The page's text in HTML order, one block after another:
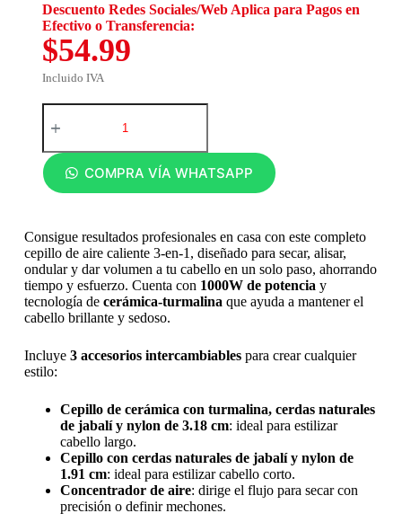
Descuento Redes Sociales/Web Aplica para Pagos en
Efectivo o Transferencia:
$54.99
Incluido IVA
COMPRA VÍA WHATSAPP
Consigue resultados profesionales en casa con este completo
cepillo de aire caliente 3‑en‑1, diseñado para secar, alisar,
ondular y dar volumen a tu cabello en un solo paso, ahorrando
tiempo y esfuerzo. Cuenta con 1000W de potencia y
tecnología de cerámica-turmalina que ayuda a mantener el
cabello brillante y sedoso.
Incluye 3 accesorios intercambiablespara crear cualquier
estilo:
Cepillo de cerámica con turmalina, cerdas naturales
de jabalí y nylon de 3.18 cm: ideal para estilizar
cabello largo.
Cepillo con cerdas naturales de jabalí y nylon de
1.91 cm: ideal para estilizar cabello corto.
Concentrador de aire: dirige el flujo para secar con
precisión o definir mechones.